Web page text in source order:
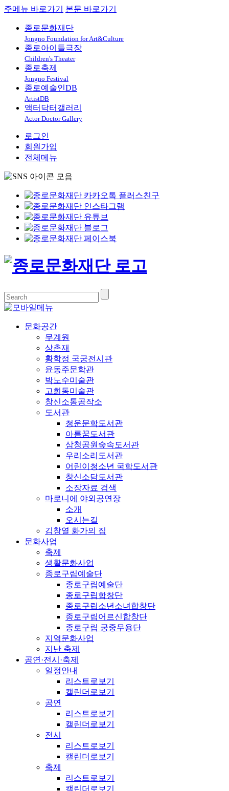
주메뉴 바로가기 본문 바로가기
종로문화재단
Jongno Foundation for Art&Culture
종로아이들극장
Children's Theater
종로축제
Jongno Festival
종로예술인DB
ArtistDB
액터닥터갤러리
Actor Doctor Gallery
로그인
회원가입
전체메뉴
문화공간
무계원
상촌재
황학정 국궁전시관
윤동주문학관
박노수미술관
고희동미술관
창신소통공작소
도서관
청운문학도서관
아름꿈도서관
삼청공원숲속도서관
우리소리도서관
어린이청소년 국학도서관
창신소담도서관
소장자료 검색
마로니에 야외공연장
소개
오시는길
김창열 화가의 집
문화사업
축제
생활문화사업
종로구립예술단
종로구립예술단
종로구립합창단
종로구립소년소녀합창단
종로구립어르신합창단
종로구립 궁중무용단
지역문화사업
지난 축제
공연·전시·축제
일정안내
리스트로보기
캘린더로보기
공연
리스트로보기
캘린더로보기
전시
리스트로보기
캘린더로보기
축제
리스트로보기
캘린더로보기